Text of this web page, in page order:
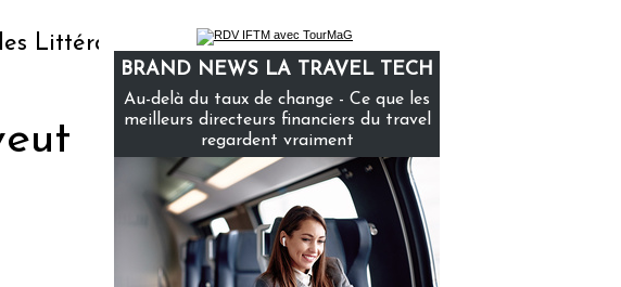
la première librairie du voyage
BRAND NEWS LA TRAVEL TECH
Au-delà du taux de change - Ce que les
meilleurs directeurs financiers du travel
regardent vraiment